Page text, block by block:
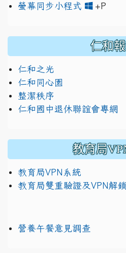
螢幕同步小程式
+P
仁和
仁和之光
仁和同心園
整潔秩序
仁和國中退休聯誼會專網
教育局
教育局VPN系統
教育局雙重驗證及VPN解
營養午餐意見調查